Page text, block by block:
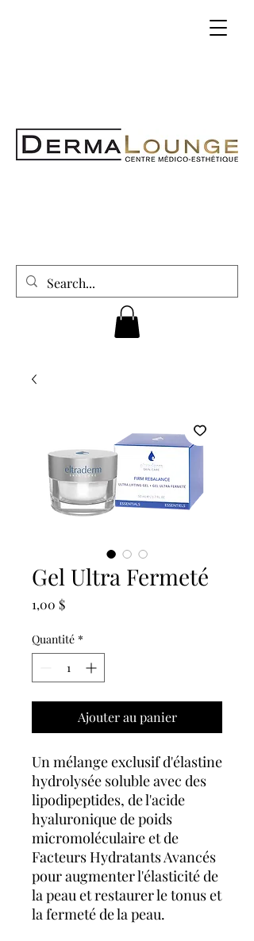
Gel Ultra Fermeté
1,00 $Prix
Quantité *
Ajouter au panier
Un mélange exclusif d'élastine
hydrolysée soluble avec des
lipodipeptides, de l'acide
hyaluronique de poids
micromoléculaire et de
Facteurs Hydratants Avancés
pour augmenter l'élasticité de
la peau et restaurer le tonus et
la fermeté de la peau.